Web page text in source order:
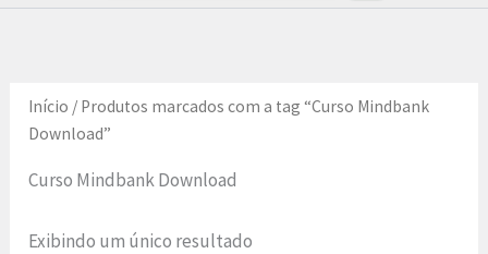
Início / Produtos marcados com a tag “Curso Mindbank
Download”
Curso Mindbank Download
Exibindo um único resultado